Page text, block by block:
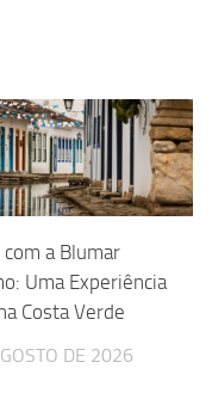
com a Blumar
Uma Experiência
Costa Verde
DE 2026